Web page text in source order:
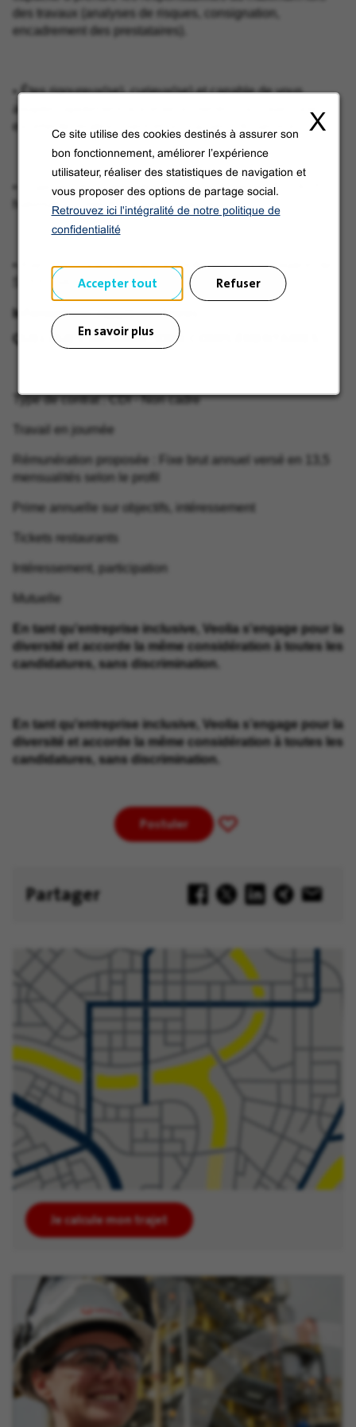
X
Ce site utilise des cookies destinés à assurer son
bon fonctionnement, améliorer l’expérience
utilisateur, réaliser des statistiques de navigation et
vous proposer des options de partage social.
Retrouvez ici l'intégralité de notre politique de
confidentialité
Accepter tout Refuser
En savoir plus
des travaux (analyses de risques, consignation,
encadrement des prestataires).
• Êtes rigoureux(se), curieux(se) et capable de vous
adapter rapidement aux enjeux clients. Vous avez une
excellente relation client et un vrai sens du service.
• Disposez des habilitations requises : permis B, CACES,
habilitations électriques et chimiques.
• Avez-vous une expérience confirmée en exploitation de
STEP industrielles
Informations supplémentaires
QUELQUES INFORMATIONS COMPLÉMENTAIRES :
Type de contrat : CDI - Non cadre
Travail en journée
Rémunération proposée : Fixe brut annuel versé en 13,5
mensualités selon le profil
Prime annuelle sur objectifs, intéressement
Tickets restaurants
Intéressement, participation
Mutuelle
En tant qu'entreprise inclusive, Veolia s'engage pour la
diversité et accorde la même considération à toutes les
candidatures, sans discrimination.
En tant qu'entreprise inclusive, Veolia s’engage pour la
diversité et accorde la même considération à toutes les
candidatures, sans discrimination.
Postuler
Enregistrer
tard
Partager
Je calcule mon trajet